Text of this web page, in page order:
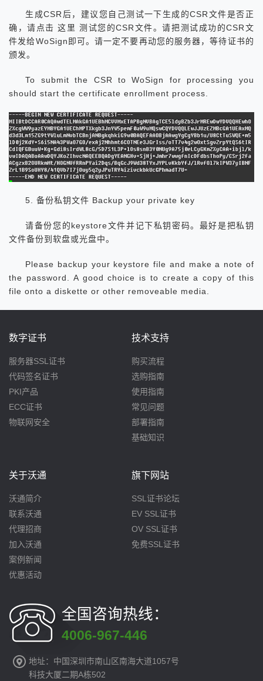
生成CSR后，建议您自己测试一下生成的CSR文件是否正
确，请点击 这里 测试您的CSR文件。请把测试成功的CSR文
件发给WoSign即可。请一定不要再动您的服务器，等待证书的
颁发。
To submit the CSR to WoSign for processing you
should start the certificate enrollment process.
5. 备份私钥文件 Backup your private key
请备份您的keystore文件并记下私钥密码。最好是把私钥
文件备份到软盘或光盘中。
Please backup your keystore file and make a note of
the password. A good choice is to create a copy of this
file onto a diskette or other removeable media.
数字证书
服务器SSL证书
代码签名证书
PKI产品
ECC证书
物联网安全
技术支持
购买流程
选购指南
使用指南
常见问题
部署指南
基础知识
关于沃通
沃通简介
联系沃通
代理招商
加入沃通
案例新闻
优惠活动
旗下网站
SSL证书论坛
EV SSL证书
OV SSL证书
免费SSL证书
全国咨询热线：
4006-967-446
地址：中国深圳市南山区南海大道1057号
科技大厦二期A栋502